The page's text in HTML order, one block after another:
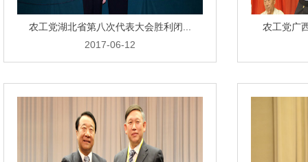
农工党湖北省第八次代表大会胜利闭...
2017-06-12
农工党广